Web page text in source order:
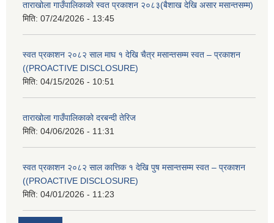
ताराखोला गाउँपालिकाको स्वत प्रकाशन २०८३(बैशाख देखि असार मसान्तसम्म)
मिति: 07/24/2026 - 13:45
स्वत प्रकाशन २०८२ साल माघ १ देखि चैत्र मसान्तसम्म स्वत – प्रकाशन
((PROACTIVE DISCLOSURE)
मिति: 04/15/2026 - 10:51
ताराखोला गाउँपालिकाको दरबन्दी तेरिज
मिति: 04/06/2026 - 11:31
स्वत प्रकाशन २०८२ साल कात्तिक १ देखि पुष मसान्तसम्म स्वत – प्रकाशन
((PROACTIVE DISCLOSURE)
मिति: 04/01/2026 - 11:23